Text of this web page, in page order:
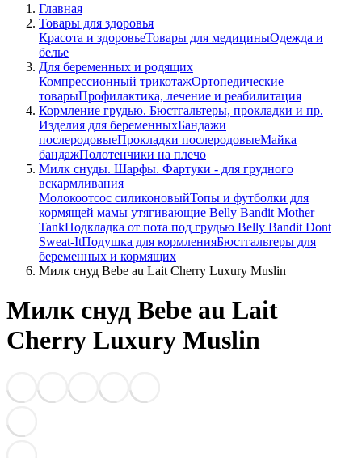
Главная
Товары для здоровья
Красота и здоровьеТовары для медициныОдежда и
белье
Для беременных и родящих
Компрессионный трикотажОртопедические
товарыПрофилактика, лечение и реабилитация
Кормление грудью. Бюстгальтеры, прокладки и пр.
Изделия для беременныхБандажи
послеродовыеПрокладки послеродовыеМайка
бандажПолотенчики на плечо
Милк снуды. Шарфы. Фартуки - для грудного
вскармливания
Молокоотсос силиконовыйТопы и футболки для
кормящей мамы утягивающие Belly Bandit Mother
TankПодкладка от пота под грудью Belly Bandit Dont
Sweat-ItПодушка для кормленияБюстгальтеры для
беременных и кормящих
Милк снуд Bebe au Lait Cherry Luxury Muslin
Милк снуд Bebe au Lait
Cherry Luxury Muslin